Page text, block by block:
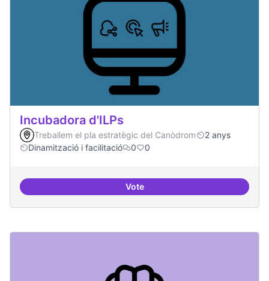
Incubadora d'ILPs
Treballem el pla estratègic del Canòdrom
2 anys
Dinamització i facilitació
0 0
VoteIncubadora d'ILPs